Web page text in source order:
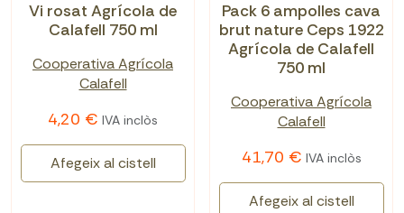
Vi rosat Agrícola de
Calafell 750 ml
Cooperativa Agrícola
Calafell
4,20 € IVA inclòs
Afegeix al cistell
Pack 6 ampolles cava
brut nature Ceps 1922
Agrícola de Calafell
750 ml
Cooperativa Agrícola
Calafell
41,70 € IVA inclòs
Afegeix al cistell